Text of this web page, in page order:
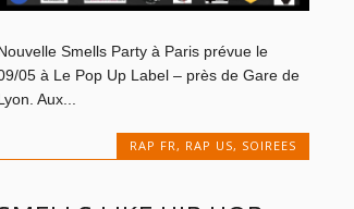
Smells Party à Paris prévue le
05 à Le Pop Up Label – près de Gare de
Aux...
RAP FR, RAP US, SOIREES